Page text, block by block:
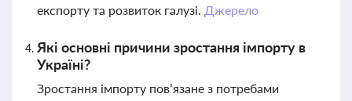
експорту та розвиток галузі. Джерело
Які основні причини зростання імпорту в
Україні?
Зростання імпорту пов’язане з потребами